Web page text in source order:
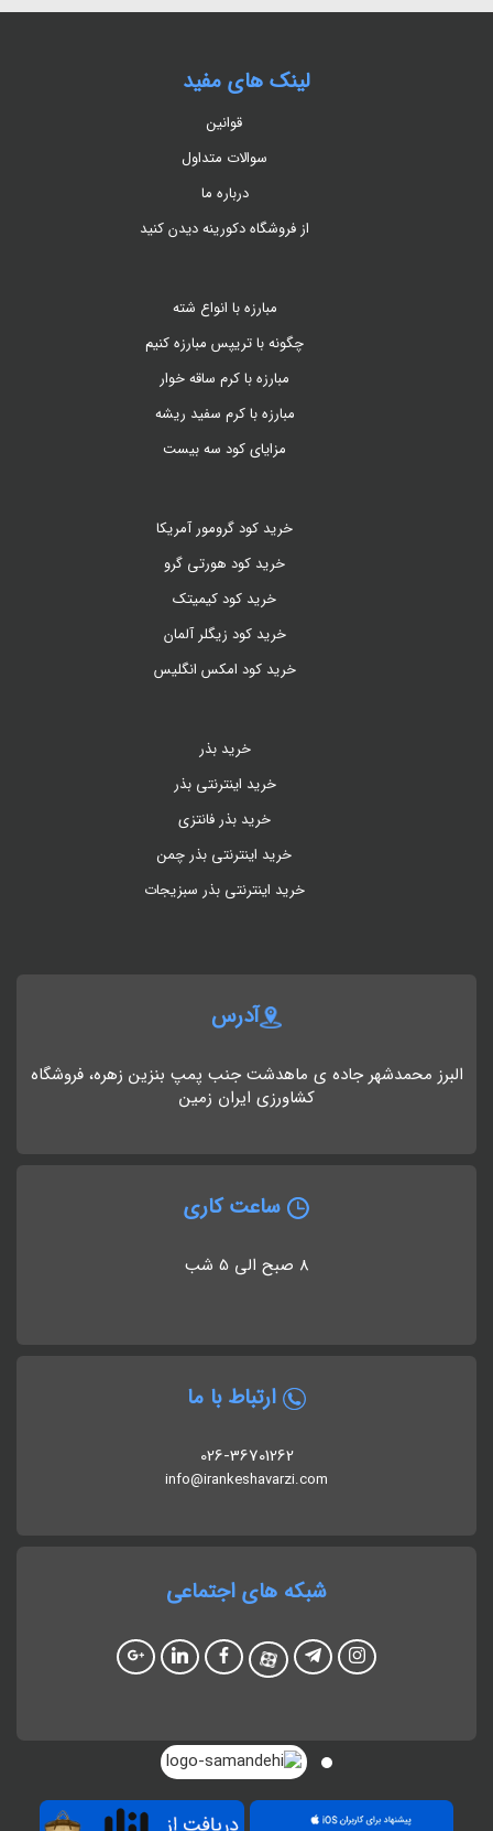
لینک های مفید
قوانین
سوالات متداول
درباره ما
از فروشگاه دکورینه دیدن کنید
مبارزه با انواع شته
چگونه با تریپس مبارزه کنیم
مبارزه با کرم ساقه خوار
مبارزه با کرم سفید ریشه
مزایای کود سه بیست
خرید کود گرومور آمریکا
خرید کود هورتی گرو
خرید کود کیمیتک
خرید کود زیگلر آلمان
خرید کود امکس انگلیس
خرید بذر
خرید اینترنتی بذر
خرید بذر فانتزی
خرید اینترنتی بذر چمن
خرید اینترنتی بذر سبزیجات
آدرس
البرز محمدشهر جاده ی ماهدشت جنب پمپ بنزین زهره، فروشگاه
کشاورزی ایران زمین
ساعت کاری
8 صبح الی 5 شب
ارتباط با ما
026-36701262
info@irankeshavarzi.com
شبکه های اجتماعی